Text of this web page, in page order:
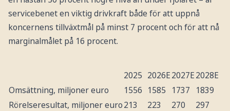
servicebenet en viktig drivkraft både för att uppnå
koncernens tillväxtmål på minst 7 procent och för att nå
marginalmålet på 16 procent.
2025 2026E2027E2028E
Omsättning, miljoner euro
1556 1585 1737
1839
Rörelseresultat, miljoner euro213 223 270
297